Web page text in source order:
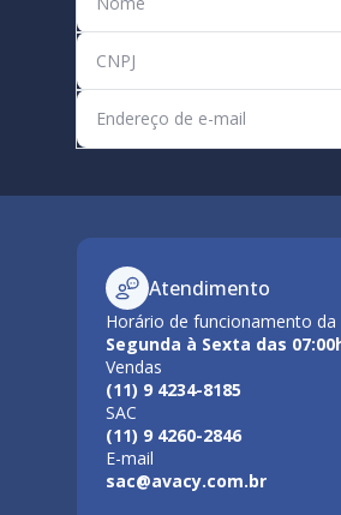
Atendimento
Horário de funcionamento da
Segunda à Sexta das
Vendas
(11) 9 4234-8185
SAC
(11) 9 4260-2846
E-mail
sac@avacy.com.br